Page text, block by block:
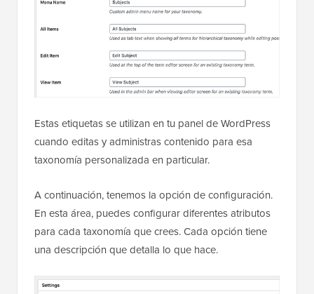
Estas etiquetas se utilizan en tu panel de WordPress
cuando editas y administras contenido para esa
taxonomía personalizada en particular.
A continuación, tenemos la opción de configuración.
En esta área, puedes configurar diferentes atributos
para cada taxonomía que crees. Cada opción tiene
una descripción que detalla lo que hace.